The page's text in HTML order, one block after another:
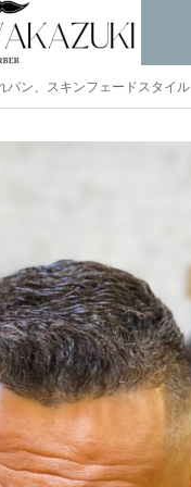
パン、スキンフェードスタイル